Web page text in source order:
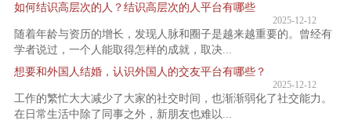
如何结识高层次的人？结识高层次的人平台有哪些
2025-12-12
随着年龄与资历的增长，发现人脉和圈子是越来越重要的。曾经有
学者说过，一个人能取得怎样的成就，取决...
想要和外国人结婚，认识外国人的交友平台有哪些？
2025-12-12
工作的繁忙大大减少了大家的社交时间，也渐渐弱化了社交能力。
在日常生活中除了同事之外，新朋友也难以...